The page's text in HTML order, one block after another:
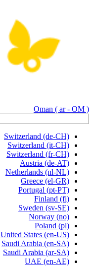
Oman ( ar - OM )
Switzerland (de-CH)
Switzerland (it-CH)
Switzerland (fr-CH)
Austria (de-AT)
Netherlands (nl-NL)
Greece (el-GR)
Portugal (pt-PT)
Finland (fi)
Sweden (sv-SE)
Norway (no)
Poland (pl)
United States (en-US)
Saudi Arabia (en-SA)
Saudi Arabia (ar-SA)
UAE (en-AE)